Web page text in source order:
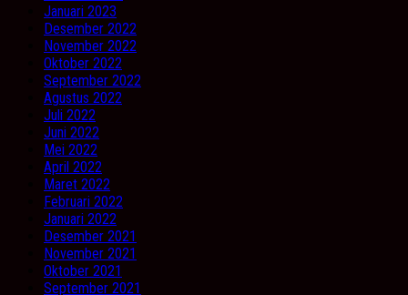
Januari 2023
Desember 2022
November 2022
Oktober 2022
September 2022
Agustus 2022
Juli 2022
Juni 2022
Mei 2022
April 2022
Maret 2022
Februari 2022
Januari 2022
Desember 2021
November 2021
Oktober 2021
September 2021